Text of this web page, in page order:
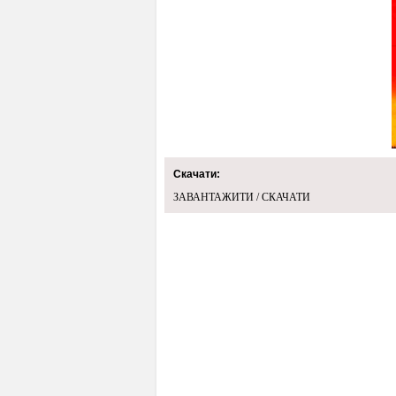
Скачати:
ЗАВАНТАЖИТИ / СКАЧАТИ